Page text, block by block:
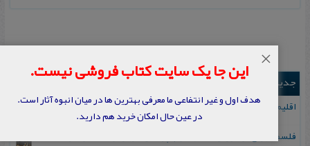
جدیدترین ها
اقلیم مورخان؛ مهارت‌های تاریخ ورزی علمی
فلسفه برای نوآموزان_ کتاب دوم: پرسش درباره واقعیت و معرفت
این جا یک سایت کتاب فروشی نیست.
هدف اول و غیر انتفاعی ما معرفی بهترین ها در میان انبوه آثار است.
در عین حال امکان خرید هم دارید.
×